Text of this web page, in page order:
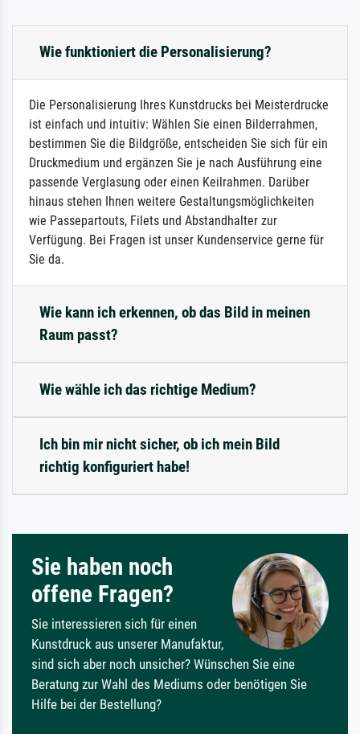
Wie funktioniert die Personalisierung?
Die Personalisierung Ihres Kunstdrucks bei Meisterdrucke
ist einfach und intuitiv: Wählen Sie einen Bilderrahmen,
bestimmen Sie die Bildgröße, entscheiden Sie sich für ein
Druckmedium und ergänzen Sie je nach Ausführung eine
passende Verglasung oder einen Keilrahmen. Darüber
hinaus stehen Ihnen weitere Gestaltungsmöglichkeiten
wie Passepartouts, Filets und Abstandhalter zur
Verfügung. Bei Fragen ist unser Kundenservice gerne für
Sie da.
Wie kann ich erkennen, ob das Bild in meinen
Raum passt?
Wie wähle ich das richtige Medium?
Ich bin mir nicht sicher, ob ich mein Bild
richtig konfiguriert habe!
Sie haben noch
offene Fragen?
Sie interessieren sich für einen
Kunstdruck aus unserer Manufaktur,
sind sich aber noch unsicher? Wünschen Sie eine
Beratung zur Wahl des Mediums oder benötigen Sie
Hilfe bei der Bestellung?